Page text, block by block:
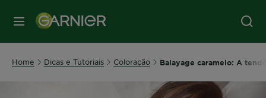
MENU
Home Dicas e Tutoriais Coloração Balayage caramelo: A